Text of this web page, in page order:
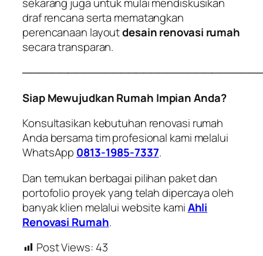
draf rencana serta mematangkan
perencanaan layoutdesain renovasi rumah
secara transparan.
Siap Mewujudkan Rumah Impian Anda?
Konsultasikan kebutuhan renovasi rumah
Anda bersama tim profesional kami melalui
WhatsApp 0813-1985-7337.
Dan temukan berbagai pilihan paket dan
portofolio proyek yang telah dipercaya oleh
banyak klien melalui website kamiAhli
Renovasi Rumah.
Post Views: 43